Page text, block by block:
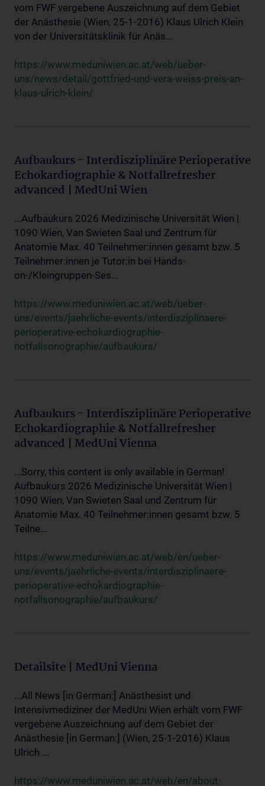
vom FWF vergebene Auszeichnung auf dem Gebiet
der Anästhesie (Wien, 25-1-2016) Klaus Ulrich Klein
von der Universitätsklinik für Anäs...
https://www.meduniwien.ac.at/web/ueber-
uns/news/detail/gottfried-und-vera-weiss-preis-an-
klaus-ulrich-klein/
Aufbaukurs - Interdisziplinäre Perioperative
Echokardiographie & Notfallrefresher
advanced | MedUni Wien
...Aufbaukurs 2026 Medizinische Universität Wien |
1090 Wien, Van Swieten Saal und Zentrum für
Anatomie Max. 40 Teilnehmer:innen gesamt bzw. 5
Teilnehmer:innen je Tutor:in bei Hands-
on-/Kleingruppen-Ses...
https://www.meduniwien.ac.at/web/ueber-
uns/events/jaehrliche-events/interdisziplinaere-
perioperative-echokardiographie-
notfallsonographie/aufbaukurs/
Aufbaukurs - Interdisziplinäre Perioperative
Echokardiographie & Notfallrefresher
advanced | MedUni Vienna
...Sorry, this content is only available in German!
Aufbaukurs 2026 Medizinische Universität Wien |
1090 Wien, Van Swieten Saal und Zentrum für
Anatomie Max. 40 Teilnehmer:innen gesamt bzw. 5
Teilne...
https://www.meduniwien.ac.at/web/en/ueber-
uns/events/jaehrliche-events/interdisziplinaere-
perioperative-echokardiographie-
notfallsonographie/aufbaukurs/
Detailsite | MedUni Vienna
...All News [in German:] Anästhesist und
Intensivmediziner der MedUni Wien erhält vom FWF
vergebene Auszeichnung auf dem Gebiet der
Anästhesie [in German:] (Wien, 25-1-2016) Klaus
Ulrich ...
https://www.meduniwien.ac.at/web/en/about-